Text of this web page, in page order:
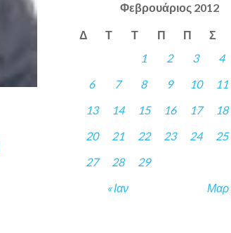
Φεβρουάριος 2012
Δ Τ Τ Π Π Σ
« Ιαν Μαρ
1 2 3 4
6
7 8 9 10 11
13
14 15 16 17 18
20
21 22 23 24 25
27
28 29